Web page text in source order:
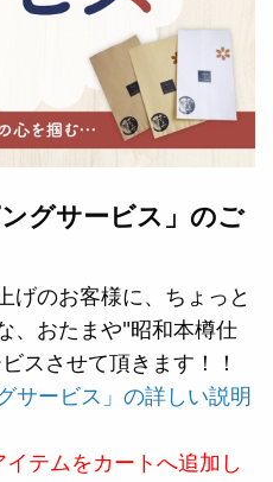
グサービス」のご
げのお客様に、ちょっと
、おたまや"昭和本樽仕
スさせて頂きます！！
サービス」の詳しい説明
テムをカートへ追加し